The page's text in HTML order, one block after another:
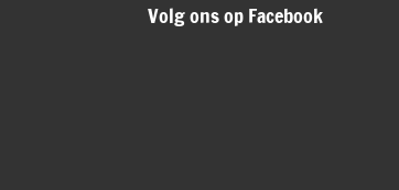
Volg ons op Facebook